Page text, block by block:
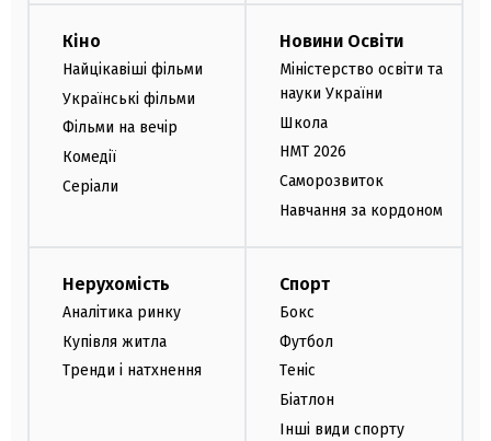
Кіно
Найцікавіші фільми
Українські фільми
Фільми на вечір
Комедії
Серіали
Новини Освіти
Міністерство освіти та
науки України
Школа
НМТ 2026
Саморозвиток
Навчання за кордоном
Нерухомість
Аналітика ринку
Купівля житла
Тренди і натхнення
Спорт
Бокс
Футбол
Теніс
Біатлон
Інші види спорту